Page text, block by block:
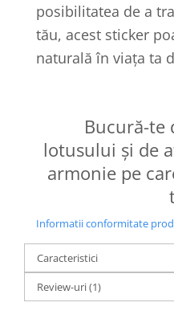
posibilitatea de a
tău, acest sticker
naturală în viața ta
Bucură-te
lotusului și de
armonie pe
Informatii conformitate
Caracteristici
Review-uri(1)